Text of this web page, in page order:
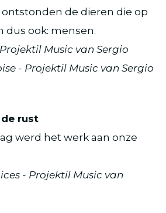
ontstonden de dieren die op
dus ook: mensen.
Music van Sergio
- Projektil Music van Sergio
de rust
werd het werk aan onze
- Projektil Music van